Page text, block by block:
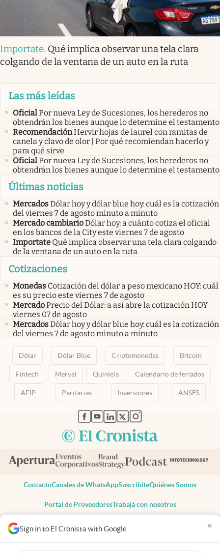
Sign in to El Cronista with Google ×
Importate. Qué implica observar una tela clara
colgando de la ventana de un auto en la ruta
Las más leídas
OficialPor nueva Ley de Sucesiones, los herederos no
obtendrán los bienes aunque lo determine el testamento
RecomendaciónHervir hojas de laurel con ramitas de
canela y clavo de olor | Por qué recomiendan hacerlo y
para qué sirve
OficialPor nueva Ley de Sucesiones, los herederos no
obtendrán los bienes aunque lo determine el testamento
Últimas noticias
MercadosDólar hoy y dólar blue hoy: cuál es la cotización
del viernes 7 de agosto minuto a minuto
Mercado cambiarioDólar hoy: a cuánto cotiza el oficial
en los bancos de la City este viernes 7 de agosto
Importate Qué implica observar una tela clara colgando
de la ventana de un auto en la ruta
Cotizaciones
Monedas Cotización del dólar a peso mexicano HOY: cuál
es su precio este viernes 7 de agosto
MercadoPrecio del Dólar: a así abre la cotización HOY
viernes 07 de agosto
MercadosDólar hoy y dólar blue hoy: cuál es la cotización
del viernes 7 de agosto minuto a minuto
Dólar Dólar Blue Criptomonedas Bitcoin
Fintech Merval Quiniela Calendario de feriados
AFIP Paritarias Inversiones ANSES
abre en nueva pestaña
abre en nueva pestaña
abre en nueva pestaña
abre en nueva pestaña
abre en nueva pestaña
ContactoCanales de WhatsAppSuscribiteQuiénes Somos
Portal de ProveedoresTrabajá con nosotros
Todos los derechos reservados
Privacidad